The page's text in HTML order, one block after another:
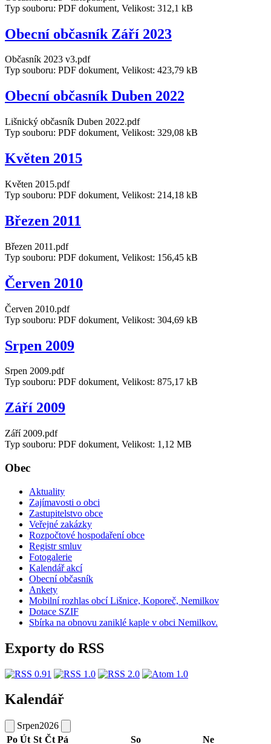
Typ souboru: PDF dokument, Velikost: 312,1 kB
Obecní občasník Září 2023
Občasník 2023 v3.pdf
Typ souboru: PDF dokument, Velikost: 423,79 kB
Obecní občasník Duben 2022
Lišnický občasník Duben 2022.pdf
Typ souboru: PDF dokument, Velikost: 329,08 kB
Květen 2015
Květen 2015.pdf
Typ souboru: PDF dokument, Velikost: 214,18 kB
Březen 2011
Březen 2011.pdf
Typ souboru: PDF dokument, Velikost: 156,45 kB
Červen 2010
Červen 2010.pdf
Typ souboru: PDF dokument, Velikost: 304,69 kB
Srpen 2009
Srpen 2009.pdf
Typ souboru: PDF dokument, Velikost: 875,17 kB
Září 2009
Září 2009.pdf
Typ souboru: PDF dokument, Velikost: 1,12 MB
Obec
Aktuality
Zajímavosti o obci
Zastupitelstvo obce
Veřejné zakázky
Rozpočtové hospodaření obce
Registr smluv
Fotogalerie
Kalendář akcí
Obecní občasník
Ankety
Mobilní rozhlas obcí Lišnice, Koporeč, Nemilkov
Dotace SZIF
Sbírka na obnovu zaniklé kaple v obci Nemilkov.
Exporty do RSS
Kalendář
Srpen2026
Po Út St Čt Pá So Ne